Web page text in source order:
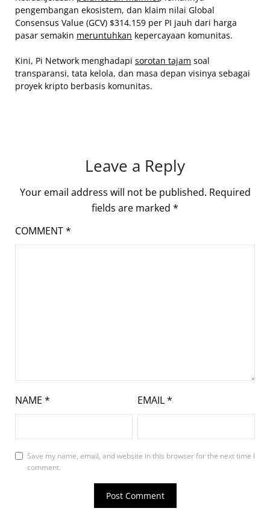
pengembangan ekosistem, dan klaim nilai Global
Consensus Value (GCV) $314.159 per PI jauh dari harga
pasar semakin meruntuhkan kepercayaan komunitas.
Kini, Pi Network menghadapi sorotan tajam soal
transparansi, tata kelola, dan masa depan visinya sebagai
proyek kripto berbasis komunitas.
Leave a Reply
Your email address will not be published. Required
fields are marked *
COMMENT*
NAME * EMAIL*
Save my name, email, and website in this browser for the next time I
comment.